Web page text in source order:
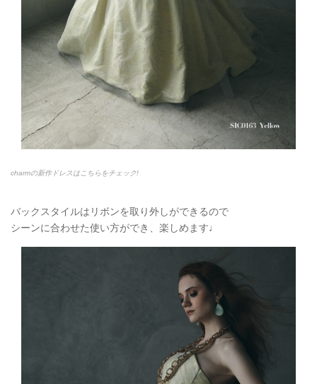
charmの新作ドレスはこちらをチェック!
バックスタイルはリボンを取り外しができるので
シーンに合わせた使い方ができ、楽しめます♩